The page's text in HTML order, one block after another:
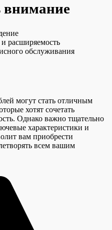
внимание
расширяемость
обслуживания
могут стать отличным
хотят сочетать
Однако важно тщательно
характеристики и
вам приобрести
всем вашим